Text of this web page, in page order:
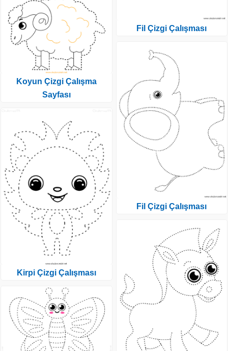
Koyun Çizgi Çalışma
Sayfası
Kirpi Çizgi Çalışması
Fil Çizgi Çalışması
Fil Çizgi Çalışması